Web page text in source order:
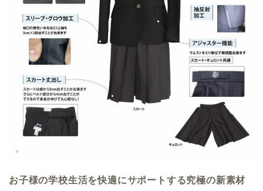
お子様の学校生活を快適にサポートする究極の新素材